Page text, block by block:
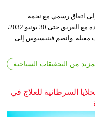
إلى اتفاق رسمي مع نجمه
البرازيلي فينيسيوس جونيور يقضي بتمديد عقده مع الفريق حتى 30 يونيو 2032،
مقبلة. وانضم فينيسيوس إلى
من التحقيقات السياحية
السرطانية للعلاج في